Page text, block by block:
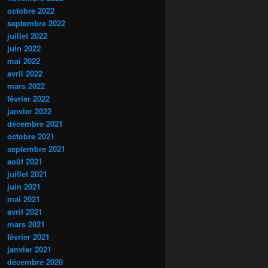
octobre 2022
septembre 2022
juillet 2022
juin 2022
mai 2022
avril 2022
mars 2022
février 2022
janvier 2022
décembre 2021
octobre 2021
septembre 2021
août 2021
juillet 2021
juin 2021
mai 2021
avril 2021
mars 2021
février 2021
janvier 2021
décembre 2020